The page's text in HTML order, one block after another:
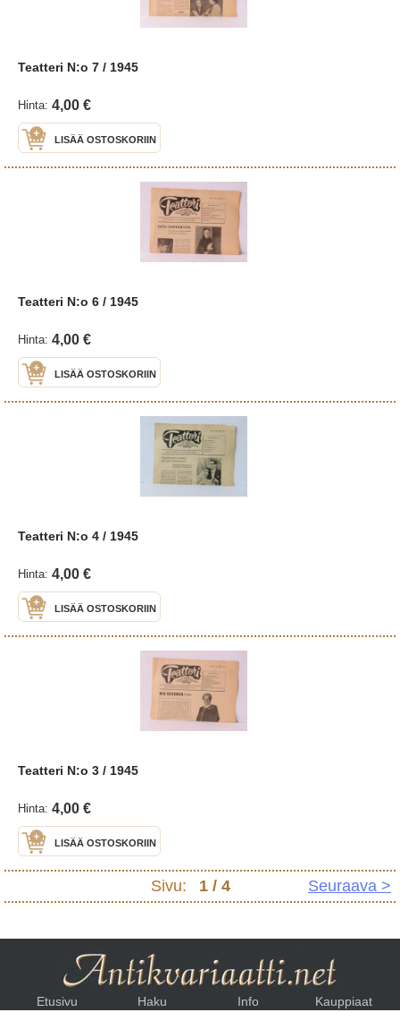
Teatteri N:o 7 / 1945
Hinta: 4,00 €
LISÄÄ OSTOSKORIIN
Teatteri N:o 6 / 1945
Hinta: 4,00 €
LISÄÄ OSTOSKORIIN
Teatteri N:o 4 / 1945
Hinta: 4,00 €
LISÄÄ OSTOSKORIIN
Teatteri N:o 3 / 1945
Hinta: 4,00 €
LISÄÄ OSTOSKORIIN
Sivu: 1 / 4 Seuraava >
Etusivu Haku Info Kauppiaat